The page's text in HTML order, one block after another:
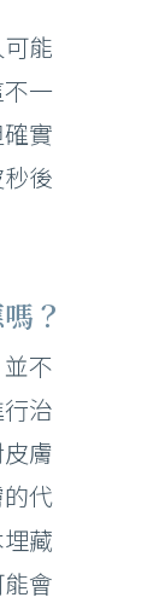
能
一
實
後
？
不
治
膚
代
藏
會